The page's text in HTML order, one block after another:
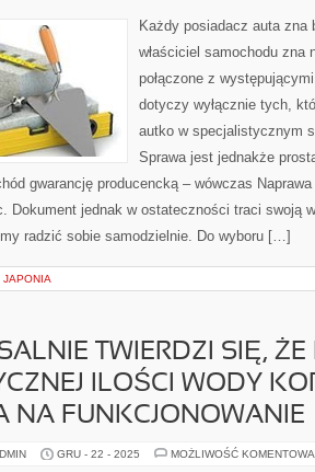
Każdy posiadacz auta zna
właściciel samochodu zna
połączone z
dotyczy wyłącznie tych,
autko w specjalistycznym
Sprawa jest jednakże
gwarancję producencką – wówczas
Dokument jednak w ostateczności traci swoją
radzić sobie samodzielnie. Do wyboru […]
JAPONIA
TWIERDZI SIĘ, ŻE
ILOŚCI WODY
NA FUNKCJONOWANIE
GRU - 22 - 2025 MOŻLIWOŚĆ